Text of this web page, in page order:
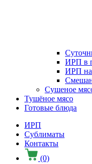
ИРП в
ИРП
Сушеное
Тушёное мясо
Готовые блюда
ИРП
Сублиматы
Контакты
(0)